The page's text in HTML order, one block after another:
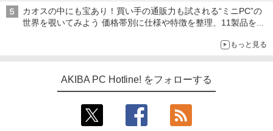
カオスの中にも宝あり！買い手の通販力も試される“ミニPC”の
世界を覗いてみよう 価格帯別に仕様や特徴を整理、11製品をピ
もっと見る
AKIBA PC Hotline! をフォローする